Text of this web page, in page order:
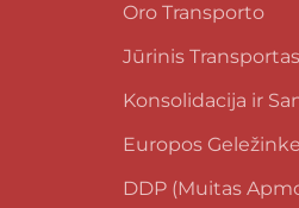
Oro Transporto
Jūrinis Transportas
Konsolidacija ir
Europos
DDP (Muitas